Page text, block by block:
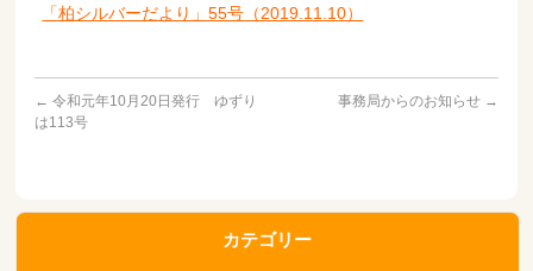
「柏シルバーだより」55号（2019.11.10）
← 令和元年10月20日発行 ゆずり
は113号
事務局からのお知らせ →
カテゴリー